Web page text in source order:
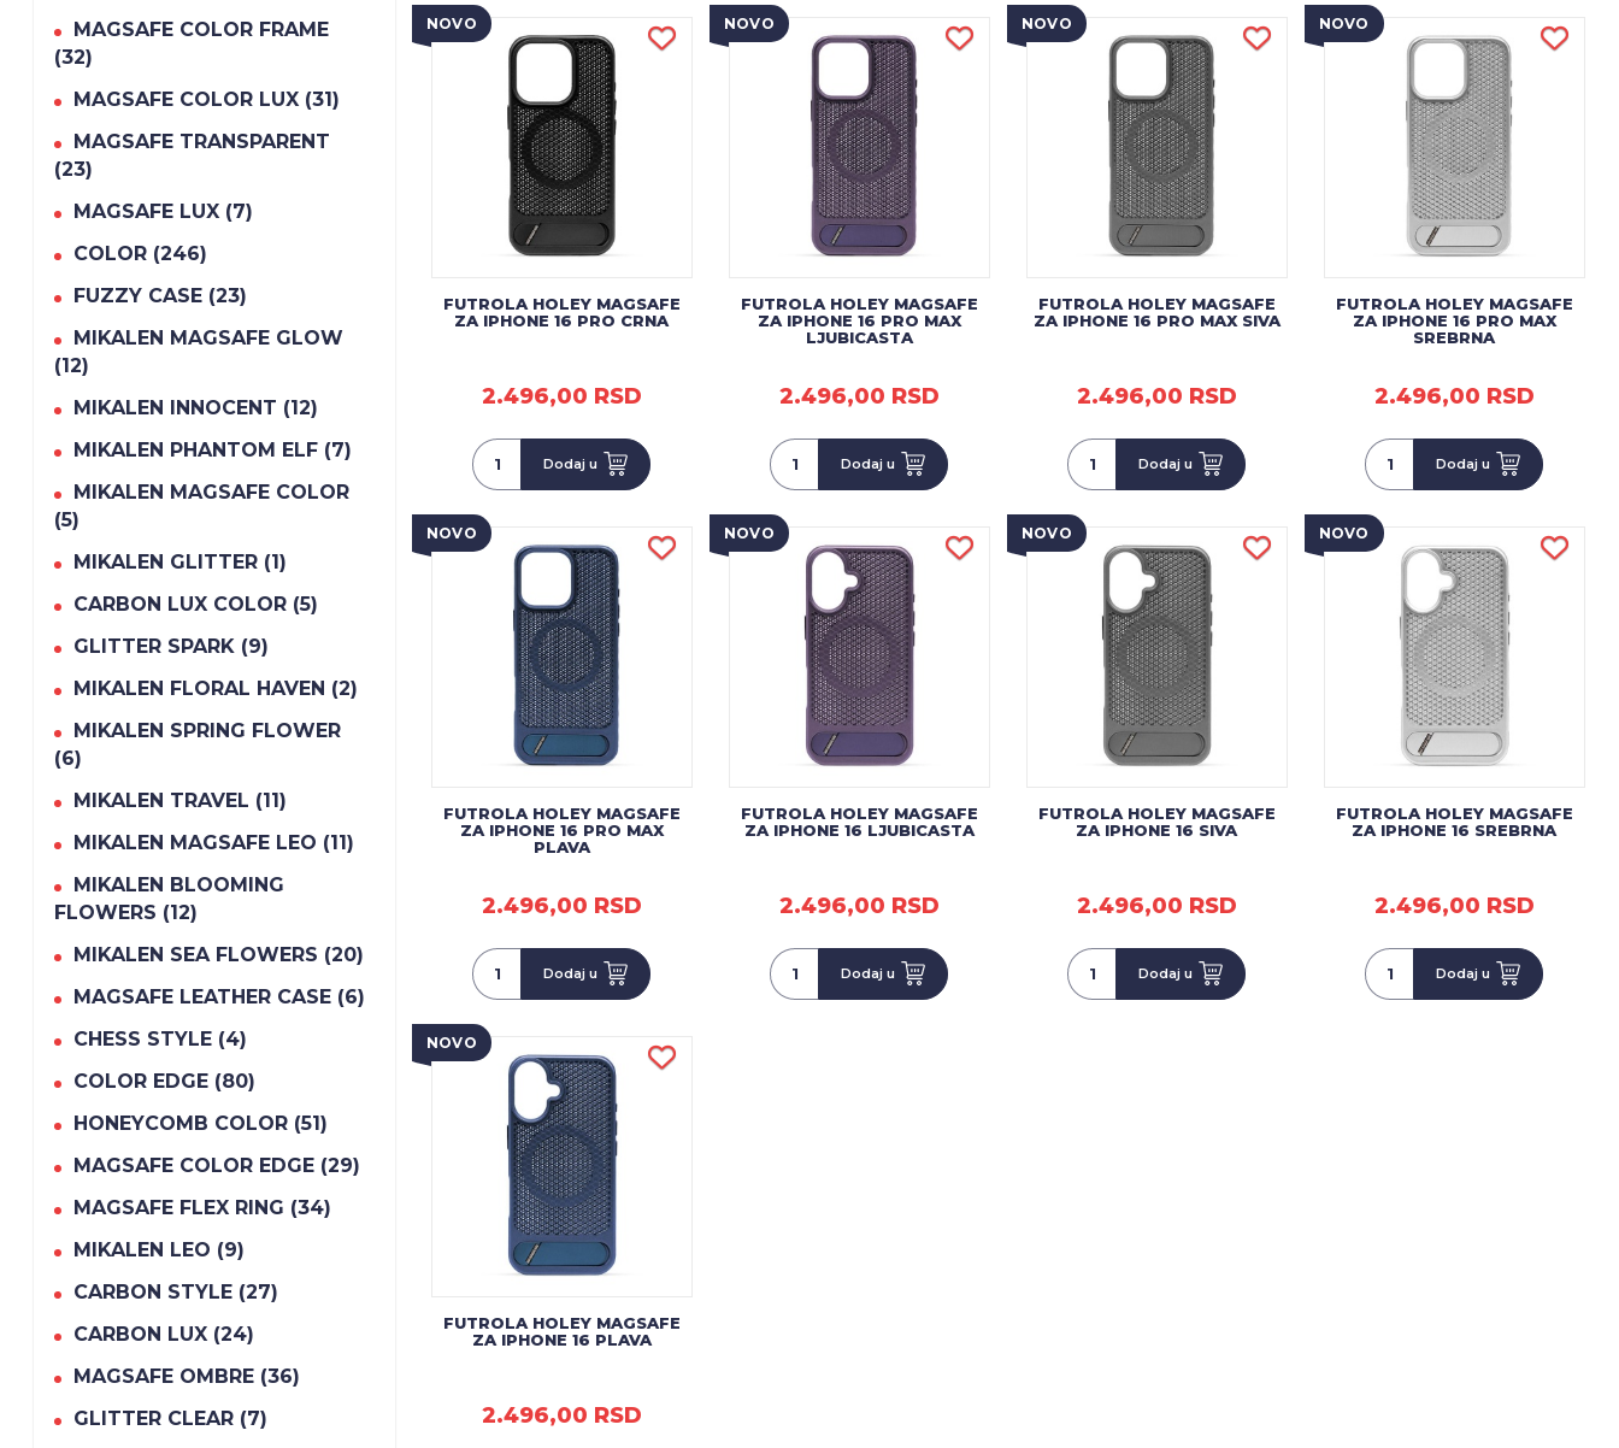
MAGSAFE COLOR FRAME
(32)
MAGSAFE COLOR LUX (31)
MAGSAFE TRANSPARENT
(23)
MAGSAFE LUX (7)
COLOR (246)
FUZZY CASE (23)
MIKALEN MAGSAFE GLOW
(12)
MIKALEN INNOCENT (12)
MIKALEN PHANTOM ELF (7)
MIKALEN MAGSAFE COLOR
(5)
MIKALEN GLITTER (1)
CARBON LUX COLOR (5)
GLITTER SPARK (9)
MIKALEN FLORAL HAVEN (2)
MIKALEN SPRING FLOWER
(6)
MIKALEN TRAVEL (11)
MIKALEN MAGSAFE LEO (11)
MIKALEN BLOOMING
FLOWERS (12)
MIKALEN SEA FLOWERS (20)
MAGSAFE LEATHER CASE (6)
CHESS STYLE (4)
COLOR EDGE (80)
HONEYCOMB COLOR (51)
MAGSAFE COLOR EDGE (29)
MAGSAFE FLEX RING (34)
MIKALEN LEO (9)
CARBON STYLE (27)
CARBON LUX (24)
MAGSAFE OMBRE (36)
GLITTER CLEAR (7)
NOVO
FUTROLA HOLEY MAGSAFE
ZA IPHONE 16 PRO CRNA
2.496,00 RSD
Dodaj u
NOVO
FUTROLA HOLEY MAGSAFE
ZA IPHONE 16 PRO MAX
LJUBICASTA
2.496,00 RSD
Dodaj u
NOVO
FUTROLA HOLEY MAGSAFE
ZA IPHONE 16 PRO MAX SIVA
2.496,00 RSD
Dodaj u
NOVO
FUTROLA HOLEY MAGSAFE
ZA IPHONE 16 PRO MAX
SREBRNA
2.496,00 RSD
Dodaj u
NOVO
FUTROLA HOLEY MAGSAFE
ZA IPHONE 16 PRO MAX
PLAVA
2.496,00 RSD
Dodaj u
NOVO
FUTROLA HOLEY MAGSAFE
ZA IPHONE 16 LJUBICASTA
2.496,00 RSD
Dodaj u
NOVO
FUTROLA HOLEY MAGSAFE
ZA IPHONE 16 SIVA
2.496,00 RSD
Dodaj u
NOVO
FUTROLA HOLEY MAGSAFE
ZA IPHONE 16 SREBRNA
2.496,00 RSD
Dodaj u
NOVO
FUTROLA HOLEY MAGSAFE
ZA IPHONE 16 PLAVA
2.496,00 RSD